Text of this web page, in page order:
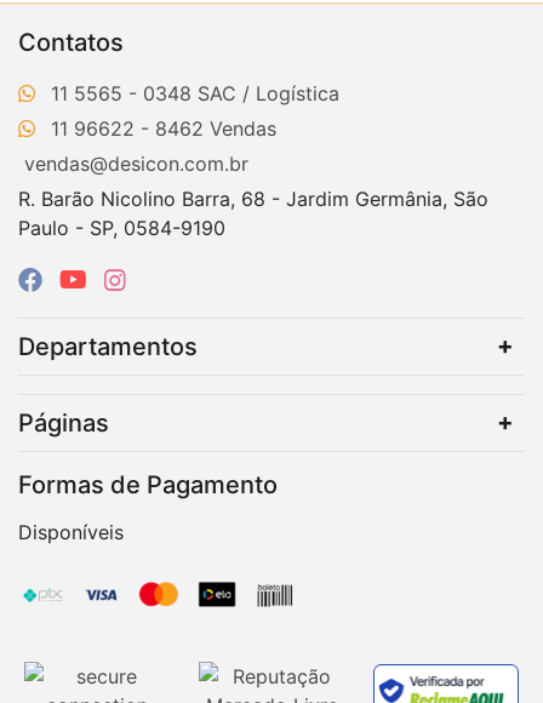
Contatos
11 5565 - 0348
11 96622 - 8462
vendas@desicon.com.br
R. Barão Nicolino Barra, 68 - Jardim Germânia, São
Paulo - SP, 0584-9190
Departamentos
Páginas
Formas de Pagamento
Disponíveis